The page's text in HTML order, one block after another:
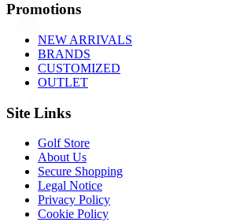
Promotions
NEW ARRIVALS
BRANDS
CUSTOMIZED
OUTLET
Site Links
Golf Store
About Us
Secure Shopping
Legal Notice
Privacy Policy
Cookie Policy